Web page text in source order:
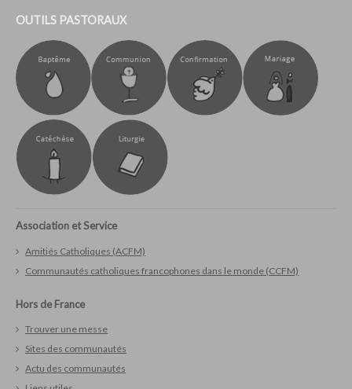
OUTILS PASTORAUX
Association et Service
Amitiés Catholiques (ACFM)
Communautés catholiques francophones dans le monde (CCFM)
Hors de France
Trouver une messe
Sites des communautés
Actu des communautés